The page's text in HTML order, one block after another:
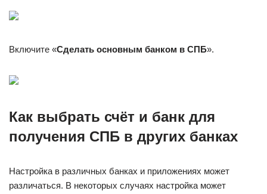
Включите «Сделать основным банком в СПБ».
Как выбрать счёт и банк для
получения СПБ в других банках
Настройка в различных банках и приложениях может
различаться. В некоторых случаях настройка может